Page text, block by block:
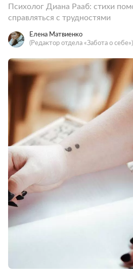
Психолог Диана Рааб: стихи
справляться с трудностями
Елена Матвиенко
(Редактор отдела «Забота о себе»)